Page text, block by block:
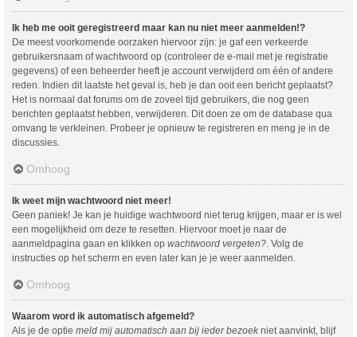
Ik heb me ooit geregistreerd maar kan nu niet meer aanmelden!?
De meest voorkomende oorzaken hiervoor zijn: je gaf een verkeerde
gebruikersnaam of wachtwoord op (controleer de e-mail met je registratie
gegevens) of een beheerder heeft je account verwijderd om één of andere
reden. Indien dit laatste het geval is, heb je dan ooit een bericht geplaatst?
Het is normaal dat forums om de zoveel tijd gebruikers, die nog geen
berichten geplaatst hebben, verwijderen. Dit doen ze om de database qua
omvang te verkleinen. Probeer je opnieuw te registreren en meng je in de
discussies.
Omhoog
Ik weet mijn wachtwoord niet meer!
Geen paniek! Je kan je huidige wachtwoord niet terug krijgen, maar er is wel
een mogelijkheid om deze te resetten. Hiervoor moet je naar de
aanmeldpagina gaan en klikken op wachtwoord vergeten? . Volg de
instructies op het scherm en even later kan je je weer aanmelden.
Omhoog
Waarom word ik automatisch afgemeld?
Als je de optie meld mij automatisch aan bij ieder bezoek niet aanvinkt, blijf